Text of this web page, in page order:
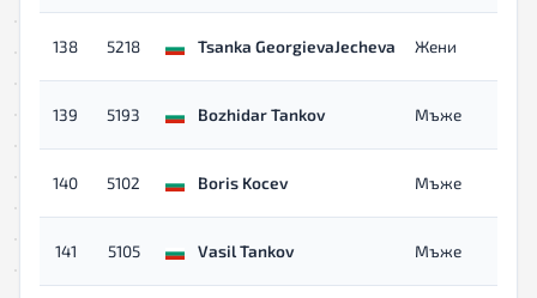
138 5218 Tsanka GeorgievaJecheva Жени
139 5193 Bozhidar Tankov Мъже
140 5102 Boris Kocev Мъже
141 5105 Vasil Tankov Мъже